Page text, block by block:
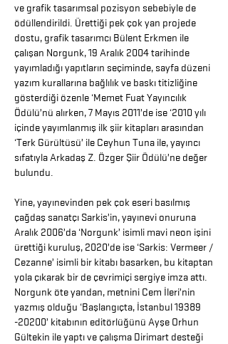
ve grafik tasarımsal pozisyon sebebiyle de
ödüllendirildi. Ürettiği pek çok yan projede
dostu, grafik tasarımcı Bülent Erkmen ile
çalışan Norgunk, 19 Aralık 2004 tarihinde
yayımladığı yapıtların seçiminde, sayfa düzeni
yazım kurallarına bağlılık ve baskı titizliğine
gösterdiği özenle ‘Memet Fuat Yayıncılık
Ödülü’nü alırken, 7 Mayıs 2011’de ise ‘2010 yılı
içinde yayımlanmış ilk şiir kitapları arasından
‘Terk Gürültüsü’ ile Ceyhun Tuna ile, yayıncı
sıfatıyla Arkadaş Z. Özger Şiir Ödülü’ne değer
bulundu.
Yine, yayınevinden pek çok eseri basılmış
çağdaş sanatçı Sarkis’in, yayınevi onuruna
Aralık 2006’da ‘Norgunk’ isimli mavi neon işini
ürettiği kuruluş, 2020’de ise ‘Sarkis: Vermeer /
Cezanne’ isimli bir kitabı basarken, bu kitaptan
yola çıkarak bir de çevrimiçi sergiye imza attı.
Norgunk öte yandan, metnini Cem İleri’nin
yazmış olduğu ‘Başlangıçta, İstanbul19389
-20200’ kitabının editörlüğünü Ayşe Orhun
Gültekin ile yaptı ve çalışma Dirimart desteği